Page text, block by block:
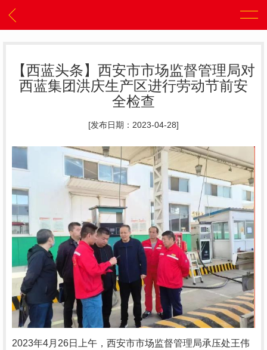
【西蓝头条】西安市市场监督管理局对
西蓝集团洪庆生产区进行劳动节前安
全检查
[发布日期：2023-04-28]
2023年4月26日上午，西安市市场监督管理局承压处王伟